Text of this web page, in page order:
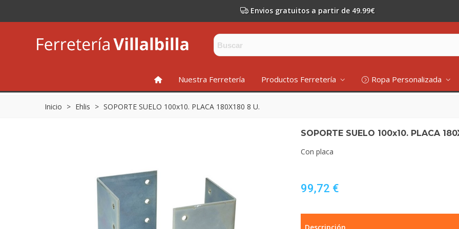
Envios gratuitos a partir de 49.99€
INICIONuestra Ferretería Productos Ferretería Ropa Personalizada
Inicio > Ehlis > SOPORTE SUELO 100x10. PLACA 180X180 8 U.
SOPORTE SUELO 100x10. PLACA
Con placa
99,72 €